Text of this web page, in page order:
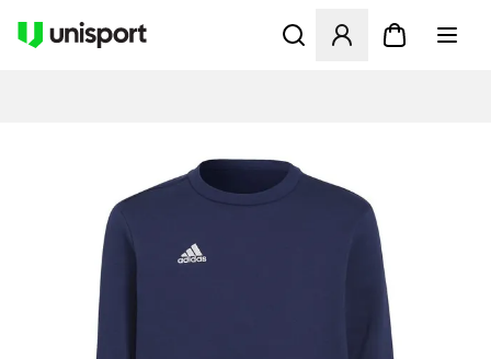
Åbner en Modal til at